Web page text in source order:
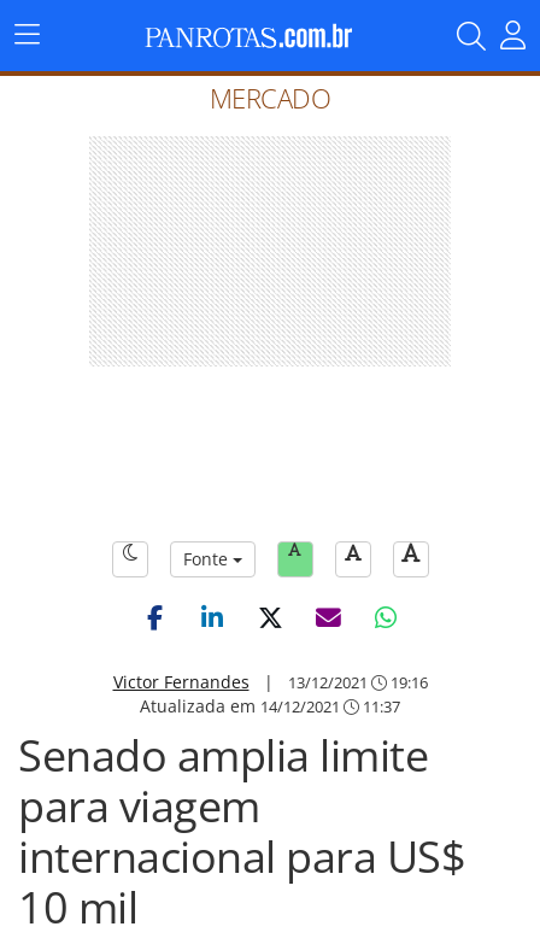
Menu
Principal
MERCADO
Fonte
Victor Fernandes | 13/12/2021 19:16
Atualizada em 14/12/2021 11:37
Senado amplia limite
para viagem
internacional para US$
10 mil